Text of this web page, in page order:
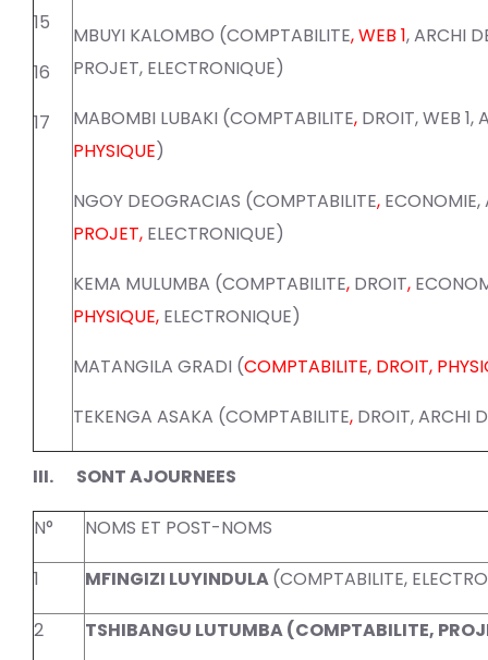
15
16
17
MBUYI KALOMBO (COMPTABILITE,WEB 1,ARCHI
PROJET, ELECTRONIQUE)
MABOMBI LUBAKI (COMPTABILITE, DROIT,WEB 1,
PHYSIQUE)
NGOY DEOGRACIAS (COMPTABILITE, ECONOMIE,
PROJET, ELECTRONIQUE)
KEMA MULUMBA (COMPTABILITE, DROIT,
PHYSIQUE, ELECTRONIQUE)
MATANGILA GRADI (COMPTABILITE, DROIT,
TEKENGA ASAKA (COMPTABILITE, DROIT,ARCHI
III. SONT AJOURNEES
N° NOMS ET POST-NOMS
1 MFINGIZI LUYINDULA(COMPTABILITE,
2 TSHIBANGU LUTUMBA(COMPTABILITE,